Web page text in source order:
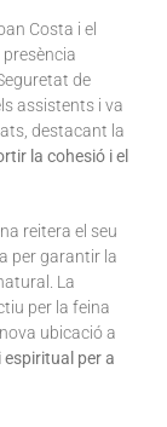
Costa i el
de
assistents i va
destacant la
la cohesió i el
reitera el seu
per garantir la
La
per la feina
ubicació a
espiritual per a